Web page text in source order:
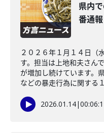
県内
番通
２０２６年１月１４日（
す。担当は上地和夫さん
が増加し続けています。
などの暴走行為に関する
2026.01.14|